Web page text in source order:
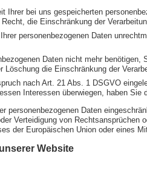
Ihrer bei uns gespeicherten
die Einschränkung der
personenbezogenen Daten
Daten nicht mehr
die Einschränkung der
nach Art. 21 Abs. 1 DSGVO
Interessen überwiegen, haben Sie
personenbezogenen Daten
Verteidigung von
der Europäischen Union oder eines
Website